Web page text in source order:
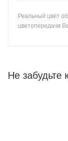
Реальный цвет
цветопередачи
Не забудьте